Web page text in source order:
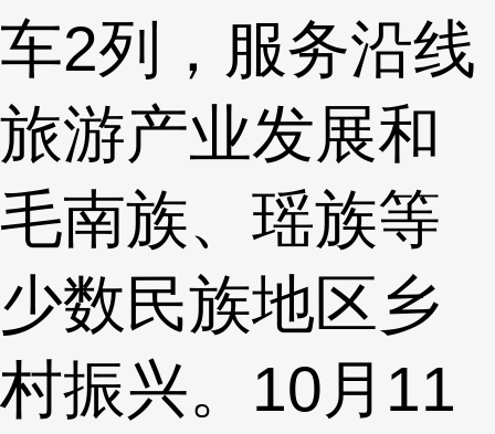
车2列，服务沿线
旅游产业发展和
毛南族、瑶族等
少数民族地区乡
村振兴。10月11